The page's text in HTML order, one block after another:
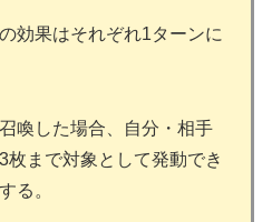
果はそれぞれ1ターンに
喚した場合、自分・相手
まで対象として発動でき
る。